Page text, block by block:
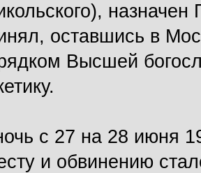
оставшись в
Высшей
с 27 на 28 июня
и обвинению